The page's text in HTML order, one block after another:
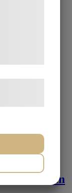
30 mm